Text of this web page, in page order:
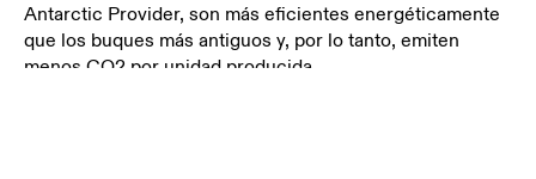
Antarctic Provider, son más eficientes energéticamente
que los buques más antiguos y, por lo tanto, emiten
menos CO2 por unidad producida.